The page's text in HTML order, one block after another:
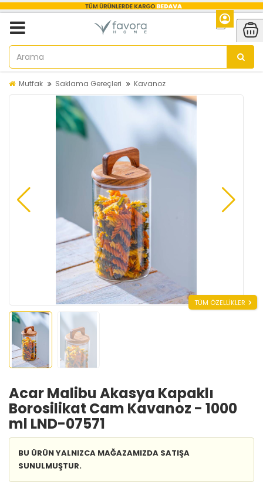
Mutfak Saklama Gereçleri Kavanoz
TÜM ÖZELLİKLER
Acar Malibu Akasya Kapaklı
Borosilikat Cam Kavanoz - 1000
ml LND-07571
BU ÜRÜN YALNIZCA MAĞAZAMIZDA SATIŞA
SUNULMUŞTUR.